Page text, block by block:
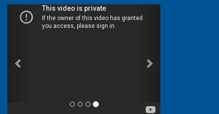
АО "НПО "Эшелон"
АО «ДиалогНаука»
БИРСЕК